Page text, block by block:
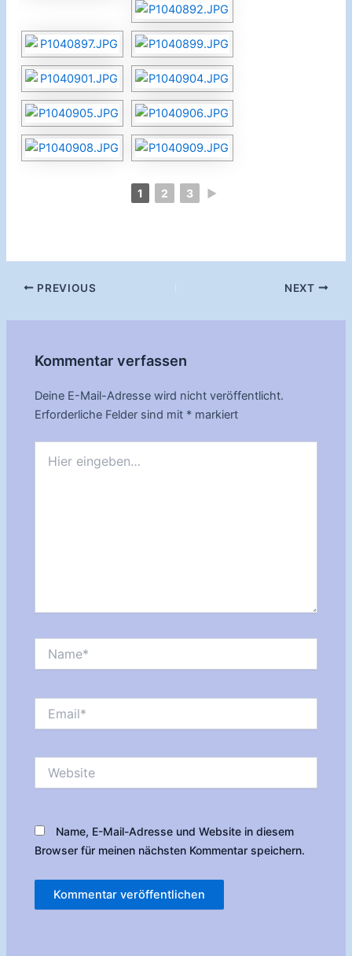
1 2 3 ►
Post
PREVIOUS NEXT
Kommentar verfassen
Deine E-Mail-Adresse wird nicht veröffentlicht.
Erforderliche Felder sind mit * markiert
eingeben…
Name, E-Mail-Adresse und Website in diesem
Browser für meinen nächsten Kommentar speichern.